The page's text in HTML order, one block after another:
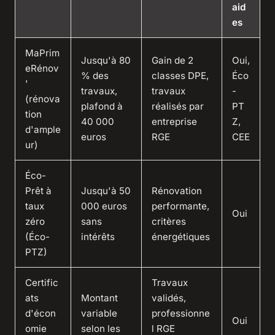
aid
es
MaPrim
eRénov
'
(rénova
tion
d'ample
ur)
Jusqu'à 80
% des
travaux,
plafond à
40 000
euros
Gain de 2
classes DPE,
travaux
réalisés par
entreprise
RGE
Oui,
Éco
-
PT
Z,
CEE
Éco-
Prêt à
taux
zéro
(Éco-
PTZ)
Jusqu'à 50
000 euros
sans
intérêts
Rénovation
performante,
critères
énergétiques
Oui
Certific
ats
d'écon
omie
Montant
variable
selon les
Travaux
validés,
professionne
l RGE
Oui